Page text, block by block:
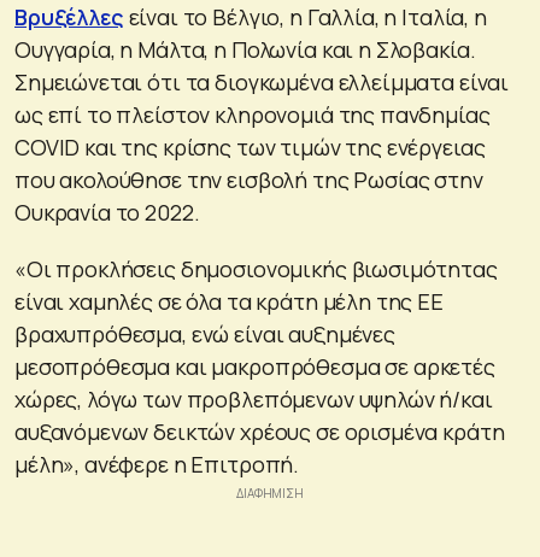
Βρυξέλλες είναι το Βέλγιο, η Γαλλία, η Ιταλία, η
Ουγγαρία, η Μάλτα, η Πολωνία και η Σλοβακία.
Σημειώνεται ότι τα διογκωμένα ελλείμματα είναι
ως επί το πλείστον κληρονομιά της πανδημίας
COVID και της κρίσης των τιμών της ενέργειας
που ακολούθησε την εισβολή της Ρωσίας στην
Ουκρανία το 2022.
«Οι προκλήσεις δημοσιονομικής βιωσιμότητας
είναι χαμηλές σε όλα τα κράτη μέλη της ΕΕ
βραχυπρόθεσμα, ενώ είναι αυξημένες
μεσοπρόθεσμα και μακροπρόθεσμα σε αρκετές
χώρες, λόγω των προβλεπόμενων υψηλών ή/και
αυξανόμενων δεικτών χρέους σε ορισμένα κράτη
μέλη», ανέφερε η Επιτροπή.